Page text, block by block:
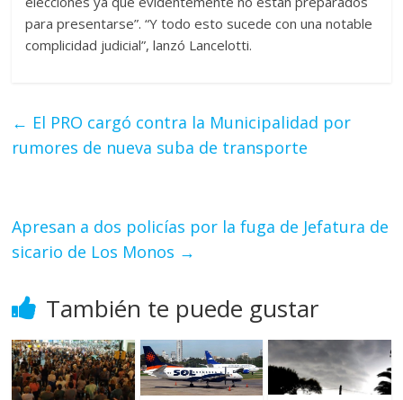
para presentarse”. “Y todo esto sucede con una notable
complicidad judicial”, lanzó Lancelotti.
← El PRO cargó contra la Municipalidad por
rumores de nueva suba de transporte
Apresan a dos policías por la fuga de Jefatura de
sicario de Los Monos →
También te puede gustar